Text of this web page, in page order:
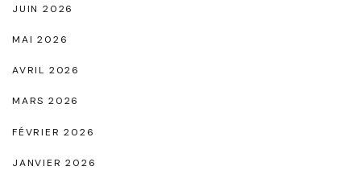
JUIN 2026
MAI 2026
AVRIL 2026
MARS 2026
FÉVRIER 2026
JANVIER 2026